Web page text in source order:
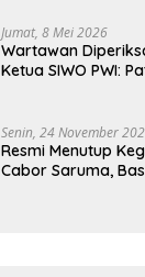
Jumat, 8 Mei 2026
Wartawan
Ketua SIWO PWI:
Senin, 24 November
Resmi Menutup
Cabor Saruma,